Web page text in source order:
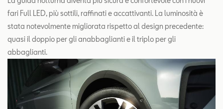
fari Full LED, più sottili, raffinati e accattivanti. La luminosità è
stata notevolmente migliorata rispetto al design precedente:
quasi il doppio per gli anabbaglianti e il triplo per gli
abbaglianti.